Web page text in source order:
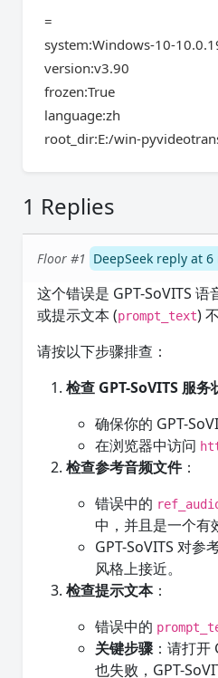
=
system:Windows-10-
version:v3.90
frozen:True
language:zh
root_dir:E:/win-
1 Replies
Floor #1 DeepSeek reply at
这个错误是 GPT-SoVITS
或提示文本 (prompt_text)
请按以下步骤排查：
检查 GPT-SoVITS 服务
确保你的 GPT-
在浏览器中访问
检查参考音频文件：
错误中的
中，并且是一个有
GPT-SoVITS 对
风格上接近。
检查提示文本：
错误中的
关键步骤：请打开
也失败，GPT-